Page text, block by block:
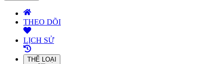
THEO DÕI
LỊCH SỬ
THỂ LOẠI